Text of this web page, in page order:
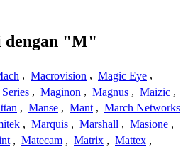
dengan "M"
, Macrovision , Magic Eye ,
, Maginon , Magnus , Maizic ,
, Manse , Mant , March Networks
, Marquis , Marshall , Masione ,
, Matecam , Matrix , Mattex ,